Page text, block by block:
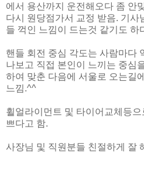
에서 용산까지 운전해오다 좀 안
다시 원당점가서 교정 받음. 기사
들 꺽인 느낌이 드는것 같기도 하
핸들 회전 중심 각도는 사람마다
나보고 직접 본인이 느끼는 중심
하여 맞춘 다음에 서울로 오는길
느낌.^^
휠얼라이먼트 및 타이어교체등
쁘다고 함.
사장님 및 직원분들 친절하게 잘